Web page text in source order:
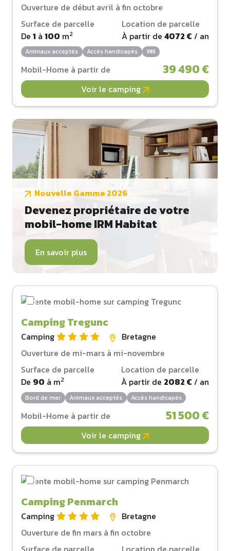
Ouverture de début avril à fin octobre
Surface de parcelle
De 1 à 100 m2
Location de parcelle
À partir de 4072 € / an
Animaux acceptés Accès handicapés Wifi
Mobil-Home à partir de 39 490 €
Voir le camping
Nouvelle Gamme 2026
Devenez propriétaire de votre
mobil-home IRM Habitat
En savoir plus
Camping Tregunc
Camping
Bretagne
Ouverture de mi-mars à mi-novembre
Surface de parcelle
De 90 à m2
Location de parcelle
À partir de 2082 € / an
Bord de mer Animaux acceptés Accès handicapés
Mobil-Home à partir de 51 500 €
Voir le camping
Camping Penmarch
Camping
Bretagne
Ouverture de fin mars à fin octobre